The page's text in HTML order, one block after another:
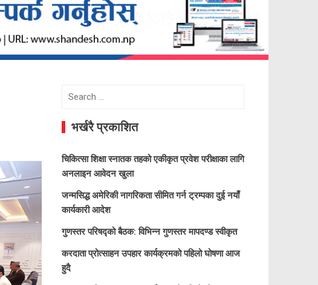
Search
भर्खरै प्रकाशित
चिकित्सा शिक्षा स्नातक तहको एकीकृत प्रवेश परीक्षाका लागि
अनलाइन आवेदन खुला
जन्मसिद्ध अमेरिकी नागरिकता सीमित गर्न ट्रम्पका दुई नयाँ
कार्यकारी आदेश
गुणस्तर परिषद्को बैठक: विभिन्न गुणस्तर मापदण्ड स्वीकृत
करदाता प्रोत्साहन उपहार कार्यक्रमको पहिलो घोषणा आज
हुदै